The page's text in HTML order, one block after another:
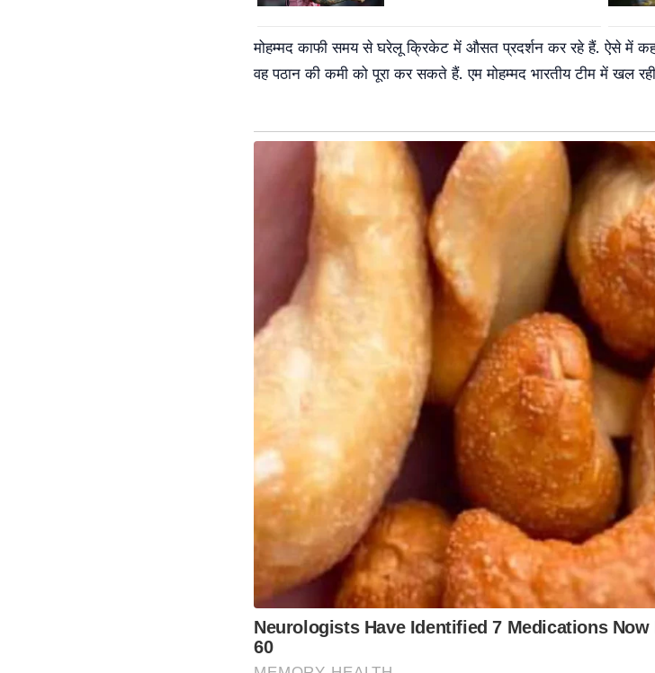
मोहम्मद काफी समय से घरेलू क्रिकेट में औसत प्रदर्शन कर रहे हैं. ऐसे में
वह पठान की कमी को पूरा कर सकते हैं. एम मोहम्मद भारतीय टीम में खल